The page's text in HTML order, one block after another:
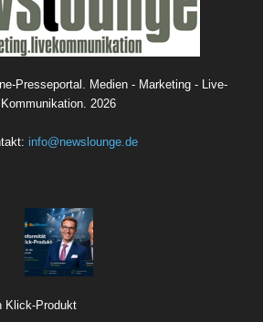
Presseportal. Medien - Marketing - Live-
Kommunikation. 2026
info@newslounge.de
Klick-Produkt